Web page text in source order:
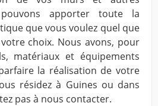
apporter toute la
que vous voulez quel que
choix. Nous avons, pour
matériaux et équipements
la réalisation de votre
résidez à Guines ou dans
pas à nous contacter.